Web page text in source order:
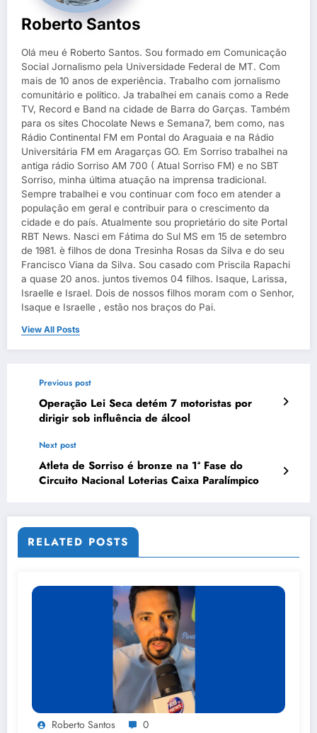
Roberto Santos
Olá meu é Roberto Santos. Sou formado em Comunicação
Social Jornalismo pela Universidade Federal de MT. Com
mais de 10 anos de experiência. Trabalho com jornalismo
comunitário e político. Ja trabalhei em canais como a Rede
TV, Record e Band na cidade de Barra do Garças. Também
para os sites Chocolate News e Semana7, bem como, nas
Rádio Continental FM em Pontal do Araguaia e na Rádio
Universitária FM em Aragarças GO. Em Sorriso trabalhei na
antiga rádio Sorriso AM 700 ( Atual Sorriso FM) e no SBT
Sorriso, minha última atuação na imprensa tradicional.
Sempre trabalhei e vou continuar com foco em atender a
população em geral e contribuir para o crescimento da
cidade e do país. Atualmente sou proprietário do site Portal
RBT News. Nasci em Fátima do Sul MS em 15 de setembro
de 1981. è filhos de dona Tresinha Rosas da Silva e do seu
Francisco Viana da Silva. Sou casado com Priscila Rapachi
a quase 20 anos. juntos tivemos 04 filhos. Isaque, Larissa,
Israelle e Israel. Dois de nossos filhos moram com o Senhor,
Isaque e Israelle , estão nos braços do Pai.
View All Posts
Previous post
Operação Lei Seca detém 7 motoristas por
dirigir sob influência de álcool
Next post
Atleta de Sorriso é bronze na 1ª Fase do
Circuito Nacional Loterias Caixa Paralímpico
RELATED POSTS
Roberto Santos 0